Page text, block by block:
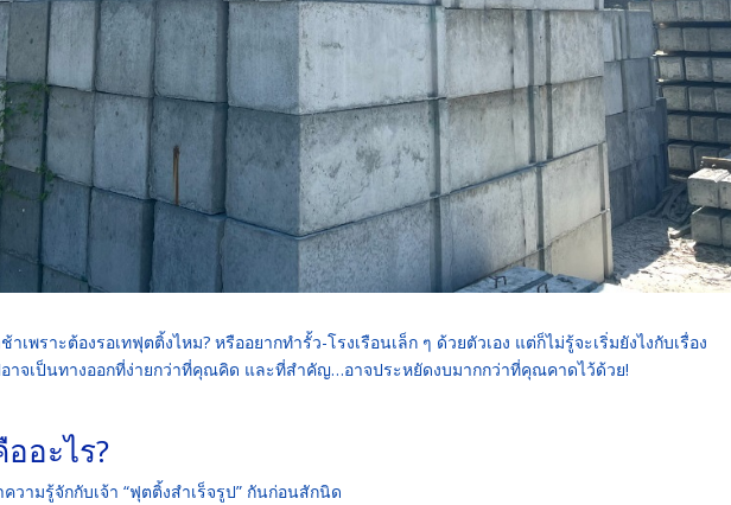
เพราะต้องรอเทฟุตติ้งไหม? หรืออยากทำรั้ว-โรงเรือนเล็ก ๆ ด้วยตัวเอง แต่ก็ไม่รู้จะเริ่มยังไงกับเรื่อง
อาจเป็นทางออกที่ง่ายกว่าที่คุณคิด และที่สำคัญ…อาจประหยัดงบมากกว่าที่คุณคาดไว้ด้วย!
อะไร?
วามรู้จักกับเจ้า “ฟุตติ้งสำเร็จรูป” กันก่อนสักนิด